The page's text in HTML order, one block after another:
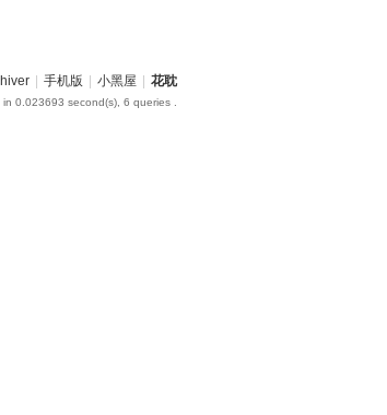
手机版 小黑屋 花耽
in 0.023693 second(s), 6 queries .